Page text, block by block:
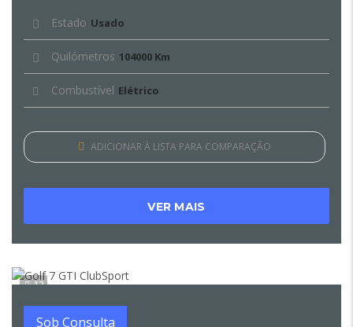
Estado Usado
Quilómetros 104000 Km
Combustível Elétrico
ADICIONAR À LISTA PARA COMPARAÇÃO
VER MAIS
12
Sob Consulta